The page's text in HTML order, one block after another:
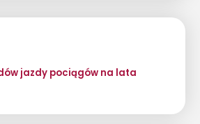
jazdy pociągów na lata